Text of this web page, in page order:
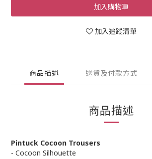
加入購物車
加入追蹤清單
商品描述 送貨及付款方式
商品描述
Pintuck Cocoon Trousers
- Cocoon Silhouette